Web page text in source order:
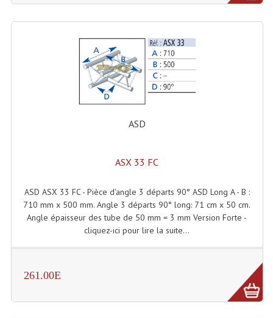
Nos Occasions Et Stock B
Notre Stock B
Karaoké Materiel Lecteur Etc...
Matériel Karaoké
LISTE DU MATERIEL D'OCCASION
PLAN ACCES, LES HORAIRES
ASD
ASX 33 FC
ASD ASX 33 FC - Pièce d'angle 3 départs 90° ASD Long A - B :
710 mm x 500 mm. Angle 3 départs 90° long: 71 cm x 50 cm.
Angle épaisseur des tube de 50 mm = 3 mm Version Forte -
cliquez-ici pour lire la suite...
261.00E